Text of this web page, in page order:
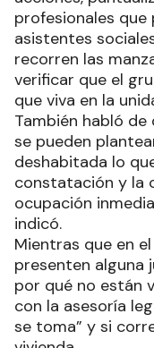
profesionales que
asistentes
recorren las
verificar que el
que viva en la
También habló
se pueden
deshabitada lo
constatación y la
ocupación
indicó.
Mientras que en
presenten alguna
por qué no están
con la asesoría
se toma” y si